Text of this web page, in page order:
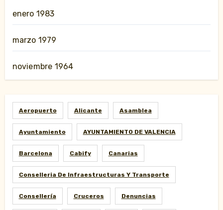
enero 1983
marzo 1979
noviembre 1964
Aeropuerto Alicante Asamblea
Ayuntamiento AYUNTAMIENTO DE VALENCIA
Barcelona Cabify Canarias
Conselleria De Infraestructuras Y Transporte
Consellería Cruceros Denuncias